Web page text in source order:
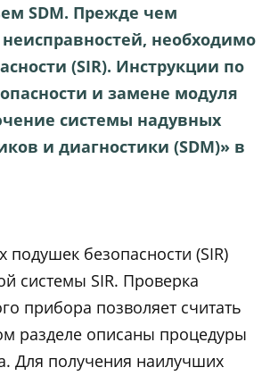
SDM. Прежде чем
необходимо
(SIR). Инструкции по
и замене модуля
системы надувных
и диагностики (SDM)» в
безопасности (SIR)
системы SIR. Проверка
прибора позволяет считать
разделе описаны процедуры
Для получения наилучших